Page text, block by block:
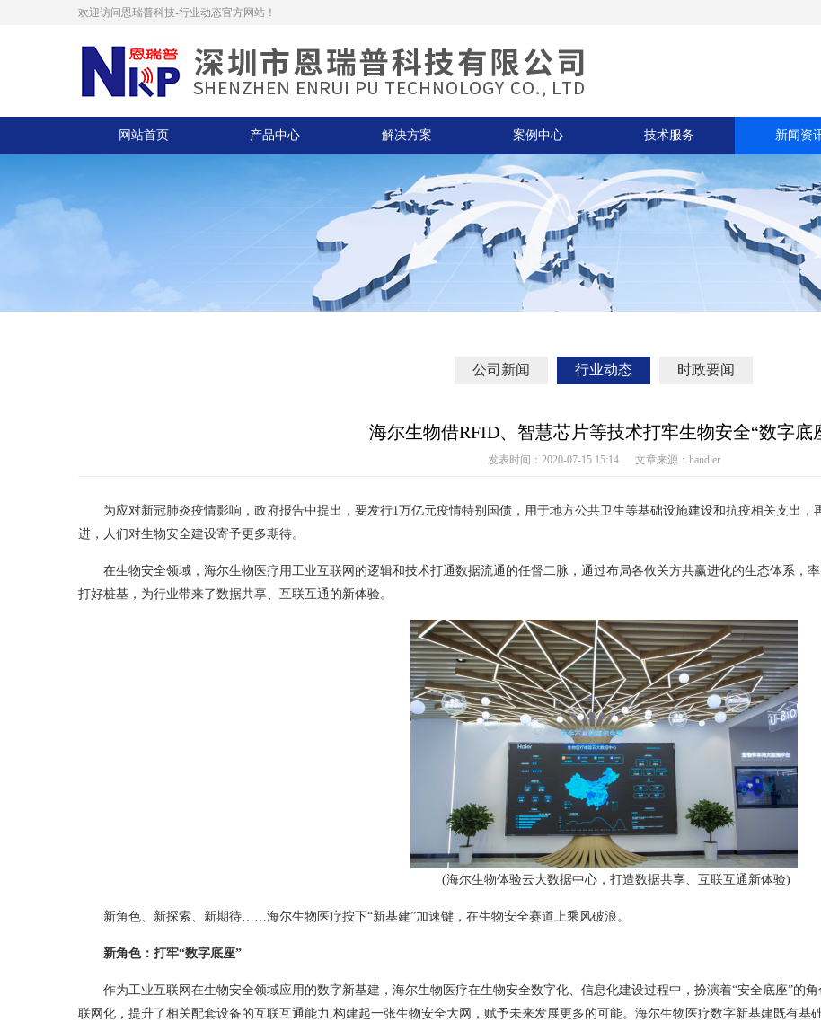
欢迎访问恩瑞普科技-行业动态官方网站！
网站首页 产品中心 解决方案 案例中心 技术服务 新闻资
公司新闻 行业动态 时政要闻
海尔生物借RFID、智慧芯片等技术打牢生物安全“数字底
发表时间：2020-07-15 15:14 文章来源：handler
为应对新冠肺炎疫情影响，政府报告中提出，要发行1万亿元疫情特别国债，用于地方公共卫生等基础设施建设和抗疫相关支出
进，人们对生物安全建设寄予更多期待。
在生物安全领域，海尔生物医疗用工业互联网的逻辑和技术打通数据流通的任督二脉，通过布局各攸关方共赢进化的生态体系，
打好桩基，为行业带来了数据共享、互联互通的新体验。
(海尔生物体验云大数据中心，打造数据共享、互联互通新体验)
新角色、新探索、新期待……海尔生物医疗按下“新基建”加速键，在生物安全赛道上乘风破浪。
新角色：打牢“数字底座”
作为工业互联网在生物安全领域应用的数字新基建，海尔生物医疗在生物安全数字化、信息化建设过程中，扮演着“安全底座”的
联网化，提升了相关配套设备的互联互通能力,构建起一张生物安全大网，赋予未来发展更多的可能。海尔生物医疗数字新基建既有基